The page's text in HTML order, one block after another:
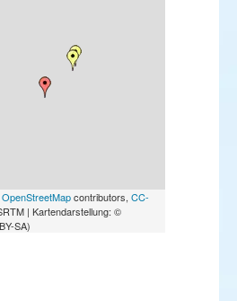
OpenStreetMapcontributors, CC-
| Kartendarstellung: ©
SA)